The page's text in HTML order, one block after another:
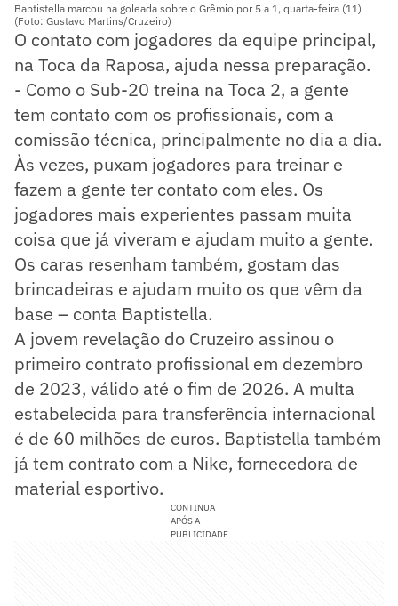
Baptistella marcou na goleada sobre o Grêmio por 5 a 1, quarta-feira (11)
(Foto: Gustavo Martins/Cruzeiro)
O contato com jogadores da equipe principal,
na Toca da Raposa, ajuda nessa preparação.
- Como o Sub-20 treina na Toca 2, a gente
tem contato com os profissionais, com a
comissão técnica, principalmente no dia a dia.
Às vezes, puxam jogadores para treinar e
fazem a gente ter contato com eles. Os
jogadores mais experientes passam muita
coisa que já viveram e ajudam muito a gente.
Os caras resenham também, gostam das
brincadeiras e ajudam muito os que vêm da
base – conta Baptistella.
A jovem revelação do Cruzeiro assinou o
primeiro contrato profissional em dezembro
de 2023, válido até o fim de 2026. A multa
estabelecida para transferência internacional
é de 60 milhões de euros. Baptistella também
já tem contrato com a Nike, fornecedora de
material esportivo.
CONTINUA
APÓS A
PUBLICIDADE